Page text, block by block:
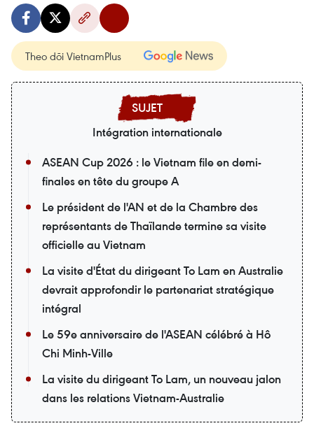
Theo dõi VietnamPlus
Intégration internationale
ASEAN Cup 2026 : le Vietnam file en demi-
finales en tête du groupe A
Le président de l'AN et de la Chambre des
représentants de Thaïlande termine sa visite
officielle au Vietnam
La visite d'État du dirigeant To Lam en Australie
devrait approfondir le partenariat stratégique
intégral
Le 59e anniversaire de l'ASEAN célébré à Hô
Chi Minh-Ville
La visite du dirigeant To Lam, un nouveau jalon
dans les relations Vietnam-Australie